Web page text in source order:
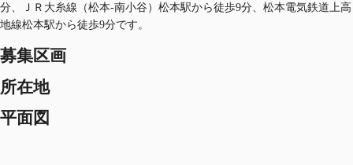
分、ＪＲ大糸線（松本-南小谷）松本駅から徒歩9分、松本電気鉄道上高
地線松本駅から徒歩9分です。
募集区画
所在地
平面図